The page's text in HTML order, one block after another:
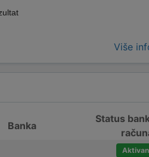
Više
Banka
Status
Aktivan